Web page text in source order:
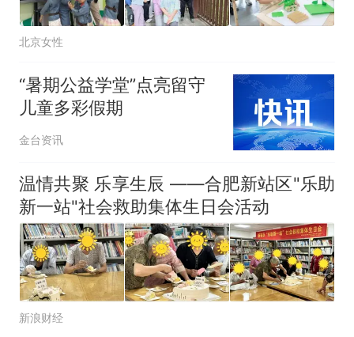
北京女性
“暑期公益学堂”点亮留守
儿童多彩假期
金台资讯
温情共聚 乐享生辰 ——合肥新站区"乐助
新一站"社会救助集体生日会活动
新浪财经